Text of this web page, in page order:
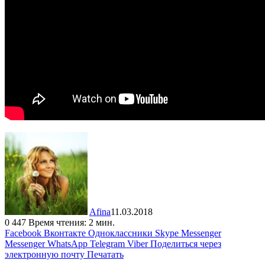
Afina11.03.2018
0 447 Время чтения: 2 мин.
Facebook Вконтакте Одноклассники Skype Messenger
Messenger WhatsApp Telegram Viber Поделиться через
электронную почту Печатать